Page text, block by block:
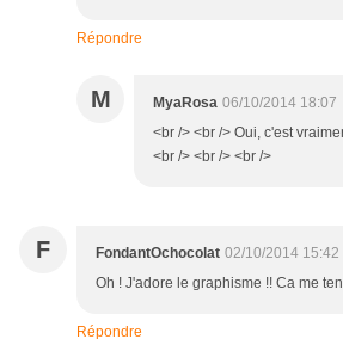
Répondre
M MyaRosa 06/10/2014 18:07
<br /> <br /> Oui, c'est
<br /> <br /> <br />
F FondantOchocolat 02/10/2014 15:42
Oh ! J'adore le graphisme !! Ca me
Répondre